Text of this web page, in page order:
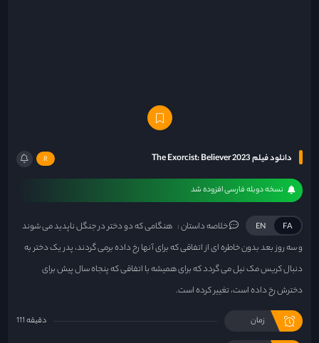
دانلود فیلم The Exorcist: Believer 2023 R
نسخه دوبله فارسی افزوده شد
FA
EN خلاصه داستان : هنگامی که دو دختر در جنگل ناپدید می شوند
و سه روز بعد بدون خاطره ای از اتفاقی که برای آنها رخ داده برمی گردند، پدر یک دختر به
دنبال کریس مک نیل می گردد که برای همیشه با اتفاقی که پنجاه سال پیش برای
دخترش رخ داده است، تغییر کرده است.
زمان 111 دقیقه